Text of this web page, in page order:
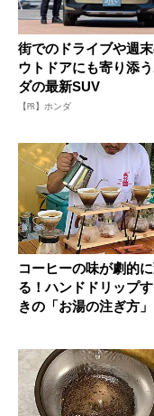
街でのドライブや週
ウトドアにも寄り添
ダの最新SUV
【PR】ホンダ
コーヒーの味が劇的
る！ハンドドリップ
きの「お湯の注ぎ方